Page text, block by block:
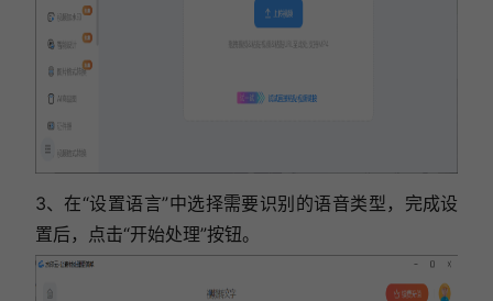
3、在“设置语言”中选择需要识别的语音类型，完成设
置后，点击“开始处理”按钮。